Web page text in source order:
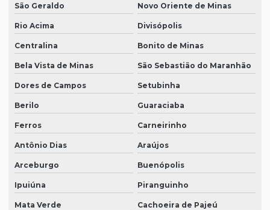
São Geraldo Novo Oriente de Minas
Rio Acima Divisópolis
Centralina Bonito de Minas
Bela Vista de Minas São Sebastião do Maranhão
Dores de Campos Setubinha
Berilo Guaraciaba
Ferros Carneirinho
Antônio Dias Araújos
Arceburgo Buenópolis
Ipuiúna Piranguinho
Mata Verde Cachoeira de Pajeú